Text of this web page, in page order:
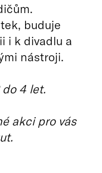
buduje
i k divadlu a
nástroji.
4 let.
akci pro vás